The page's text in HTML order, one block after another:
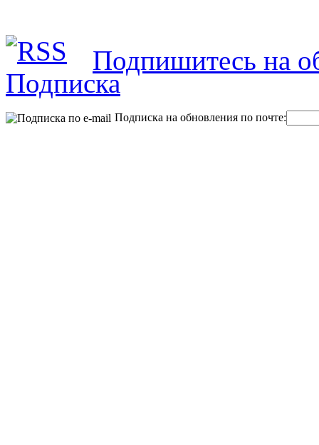
Подпишитесь на
Подписка на обновления по почте: